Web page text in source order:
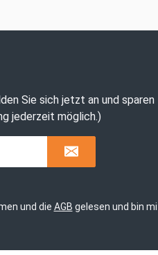
Sie sich jetzt an und sparen
jederzeit möglich.)
und die AGB gelesen und bin